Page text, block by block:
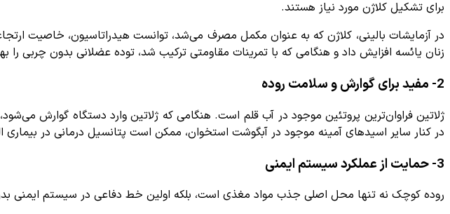
برای تشکیل کلاژن مورد نیاز هستند.
در آزمایشات بالینی، کلاژن که به عنوان مکمل مصرف می‌شد، توانست هیدراتاسیون، خاصیت
زنان یائسه افزایش داد و هنگامی که با تمرینات مقاومتی ترکیب شد، توده عضلانی بدون
2- مفید برای گوارش و سلامت روده
ژلاتین فراوان‌ترین پروتئین موجود در آب قلم است. هنگامی که ژلاتین وارد دستگاه گوارش
در کنار سایر اسیدهای آمینه موجود در آبگوشت استخوان، ممکن است پتانسیل درمانی در بیماری
3- حمایت از عملکرد سیستم ایمنی
روده کوچک نه تنها محل اصلی جذب مواد مغذی است، بلکه اولین خط دفاعی در سیستم ایمنی